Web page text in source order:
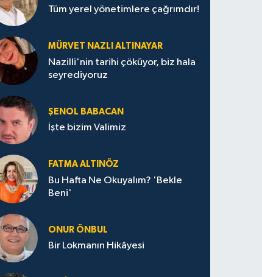
Tüm yerel yönetimlere çağrımdır!
MÜRVET NAZLI ALTINAYAR
Nazilli'nin tarihi çöküyor, biz hala
seyrediyoruz
ŞENOL BABACAN
İşte bizim Valimiz
FATMA ALTINÖZ
Bu Hafta Ne Okuyalım? 'Bekle
Beni'
ONUR ÖNBUL
Bir Lokmanın Hikâyesi